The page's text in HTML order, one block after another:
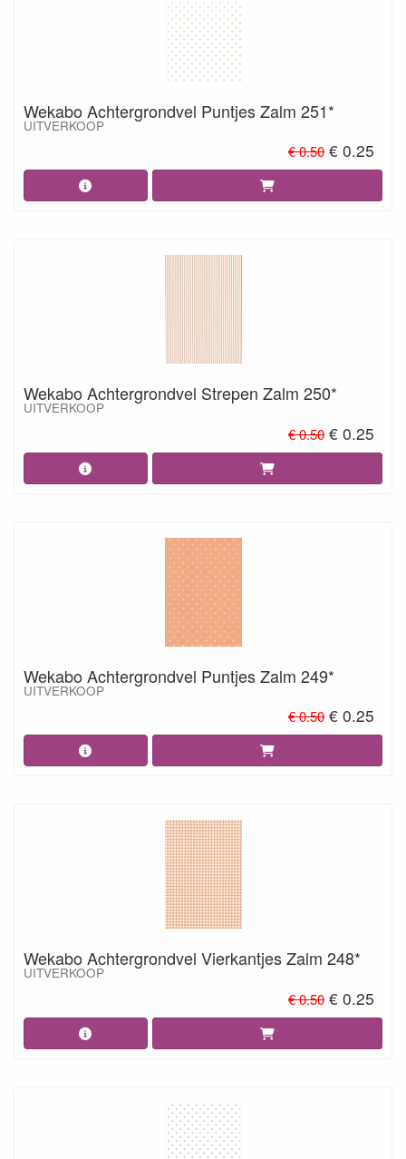
Wekabo Achtergrondvel Puntjes Zalm 251*
UITVERKOOP
€ 0.50 € 0.25
Wekabo Achtergrondvel Strepen Zalm 250*
UITVERKOOP
€ 0.50 € 0.25
Wekabo Achtergrondvel Puntjes Zalm 249*
UITVERKOOP
€ 0.50 € 0.25
Wekabo Achtergrondvel Vierkantjes Zalm 248*
UITVERKOOP
€ 0.50 € 0.25